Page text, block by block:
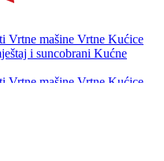
Vrtne mašine Vrtne Kućice
i suncobrani Kućne
Vrtne mašine Vrtne Kućice